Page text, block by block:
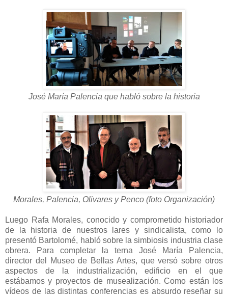
José María Palencia que habló sobre la historia
Morales, Palencia, Olivares y Penco (foto Organización)
Luego Rafa Morales, conocido y comprometido historiador
de la historia de nuestros lares y sindicalista, como lo
presentó Bartolomé, habló sobre la simbiosis industria clase
obrera. Para completar la terna José María Palencia,
director del Museo de Bellas Artes, que versó sobre otros
aspectos de la industrialización, edificio en el que
estábamos y proyectos de musealización. Como están los
vídeos de las distintas conferencias es absurdo reseñar su